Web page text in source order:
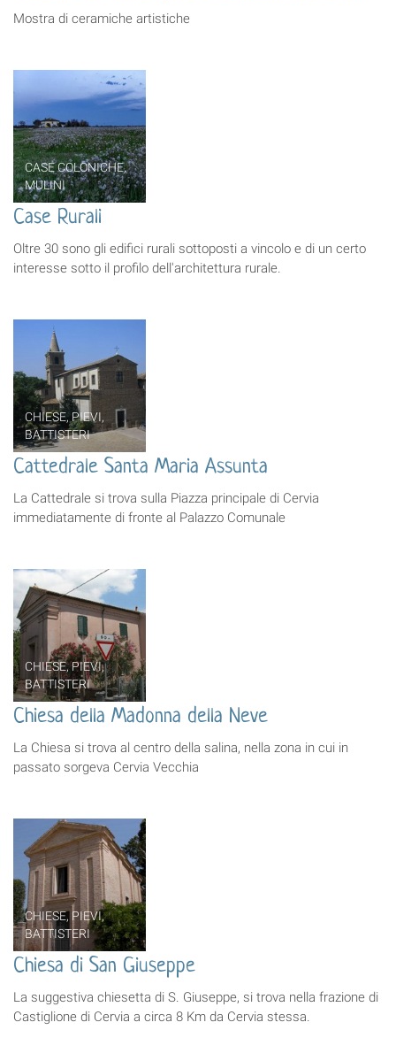
Mostra di ceramiche artistiche
CASE COLONICHE,
MULINI
Case Rurali
Oltre 30 sono gli edifici rurali sottoposti a vincolo e di un certo
interesse sotto il profilo dell'architettura rurale.
CHIESE, PIEVI,
BATTISTERI
Cattedrale Santa Maria Assunta
La Cattedrale si trova sulla Piazza principale di Cervia
immediatamente di fronte al Palazzo Comunale
CHIESE, PIEVI,
BATTISTERI
Chiesa della Madonna della Neve
La Chiesa si trova al centro della salina, nella zona in cui in
passato sorgeva Cervia Vecchia
CHIESE, PIEVI,
BATTISTERI
Chiesa di San Giuseppe
La suggestiva chiesetta di S. Giuseppe, si trova nella frazione di
Castiglione di Cervia a circa 8 Km da Cervia stessa.